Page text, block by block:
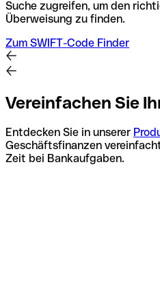
Suche zugreifen, um den
Überweisung zu finden.
Zum SWIFT-Code Finder
Vereinfachen Sie
Entdecken Sie in unserer
Geschäftsfinanzen
Zeit bei Bankaufgaben.